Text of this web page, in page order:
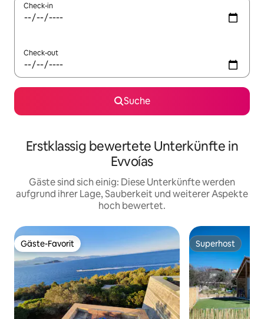
Check-in
Check-out
Suche
Erstklassig bewertete Unterkünfte in
Evvoías
Gäste sind sich einig: Diese Unterkünfte werden
aufgrund ihrer Lage, Sauberkeit und weiterer Aspekte
hoch bewertet.
Gäste-Favorit
Gäste-Favorit Superhost
Superhost